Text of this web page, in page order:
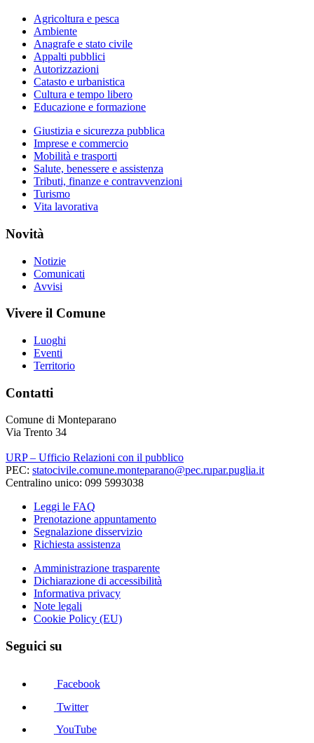
Agricoltura e pesca
Ambiente
Anagrafe e stato civile
Appalti pubblici
Autorizzazioni
Catasto e urbanistica
Cultura e tempo libero
Educazione e formazione
Giustizia e sicurezza pubblica
Imprese e commercio
Mobilità e trasporti
Salute, benessere e assistenza
Tributi, finanze e contravvenzioni
Turismo
Vita lavorativa
Novità
Notizie
Comunicati
Avvisi
Vivere il Comune
Luoghi
Eventi
Territorio
Contatti
Comune di Monteparano
Via Trento 34
URP – Ufficio Relazioni con il pubblico
PEC: statocivile.comune.monteparano@pec.rupar.puglia.it
Centralino unico: 099 5993038
Leggi le FAQ
Prenotazione appuntamento
Segnalazione disservizio
Richiesta assistenza
Amministrazione trasparente
Dichiarazione di accessibilità
Informativa privacy
Note legali
Cookie Policy (EU)
Seguici su
Facebook
Twitter
YouTube